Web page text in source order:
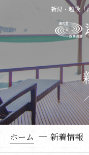
新潟・越後
ホーム 新着情報